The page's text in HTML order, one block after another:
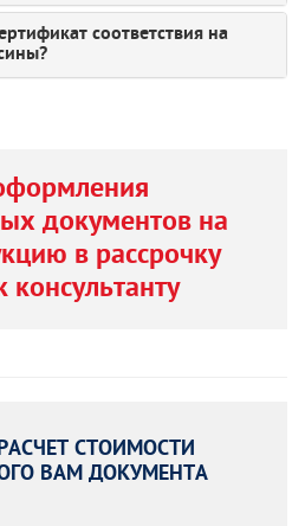
соответствия на
документов на
в рассрочку
СТОИМОСТИ
ВАМ ДОКУМЕНТА